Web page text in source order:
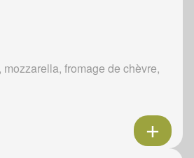
fromage de chèvre,